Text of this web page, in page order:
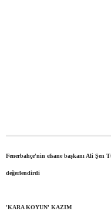
Fenerbahçe'nin efsane başkanı Ali Şen
değerlendirdi
'KARA KOYUN' KAZIM